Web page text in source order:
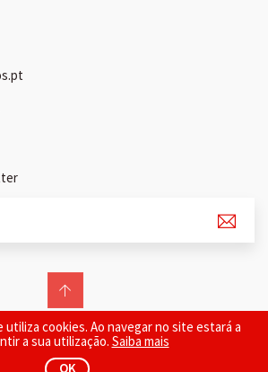
utiliza cookies. Ao navegar no site estará a
a sua utilização. Saiba mais
OK
Todos os direitos reservados.